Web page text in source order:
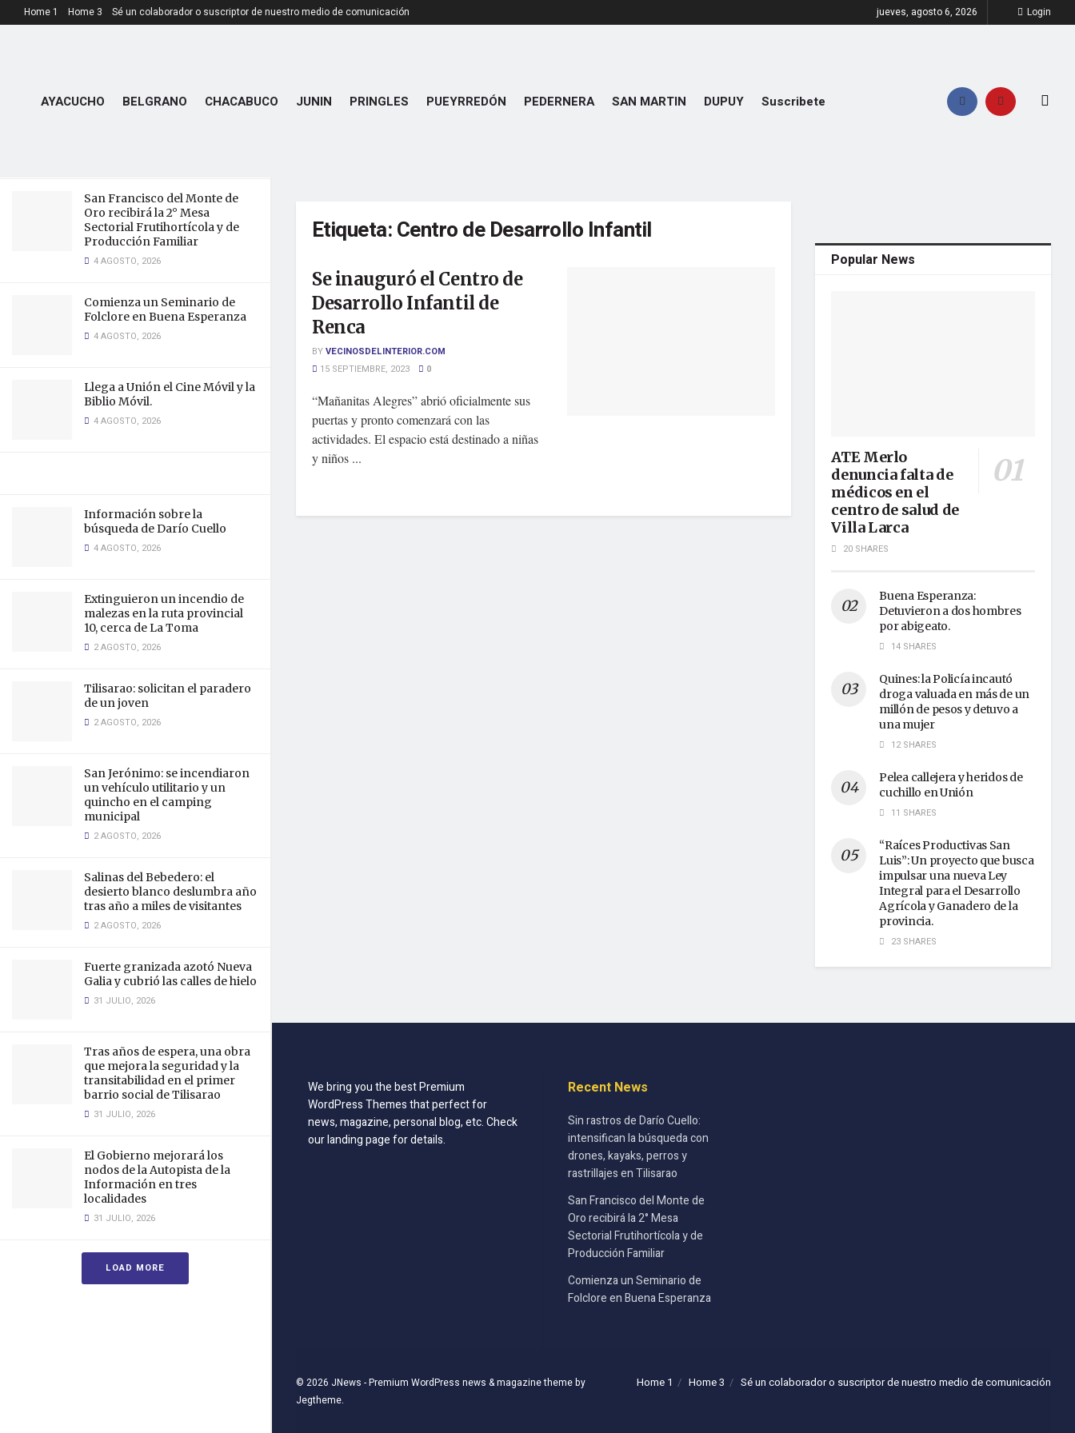
LATEST TRENDING
intensifican la búsqueda con
drones, kayaks, perros y
San Francisco del Monte de
Oro recibirá la 2° Mesa
Sectorial Frutihortícola y de
Producción Familiar
4 AGOSTO, 2026
Comienza un Seminario de
Folclore en Buena Esperanza
4 AGOSTO, 2026
Llega a Unión el Cine Móvil y la
Biblio Móvil.
4 AGOSTO, 2026
Información sobre la
búsqueda de Darío Cuello
4 AGOSTO, 2026
Extinguieron un incendio de
malezas en la ruta provincial
10, cerca de La Toma
2 AGOSTO, 2026
Tilisarao: solicitan el paradero
de un joven
2 AGOSTO, 2026
San Jerónimo: se incendiaron
un vehículo utilitario y un
quincho en el camping
municipal
2 AGOSTO, 2026
Salinas del Bebedero: el
desierto blanco deslumbra año
tras año a miles de visitantes
2 AGOSTO, 2026
Fuerte granizada azotó Nueva
Galia y cubrió las calles de hielo
31 JULIO, 2026
Tras años de espera, una obra
que mejora la seguridad y la
transitabilidad en el primer
barrio social de Tilisarao
31 JULIO, 2026
El Gobierno mejorará los
nodos de la Autopista de la
Información en tres
localidades
31 JULIO, 2026
LOAD MORE
Home 1 Home 3 Sé un colaborador o suscriptor de nuestro medio de comunicación jueves, agosto 6, 2026 Login
AYACUCHO BELGRANO CHACABUCO JUNIN PRINGLES PUEYRREDÓN PEDERNERA SAN MARTIN DUPUY Suscribete
Etiqueta:Centro de Desarrollo Infantil
Se inauguró el Centro de
Desarrollo Infantil de
Renca
BYVECINOSDELINTERIOR.COM
15 SEPTIEMBRE, 2023
0
“Mañanitas Alegres” abrió oficialmente sus
puertas y pronto comenzará con las
actividades. El espacio está destinado a niñas
y niños ...
Popular News
ATE Merlo
denuncia falta de
médicos en el
centro de salud de
Villa Larca
20 SHARES
Buena Esperanza:
Detuvieron a dos hombres
por abigeato.
14 SHARES
Quines: la Policía incautó
droga valuada en más de un
millón de pesos y detuvo a
una mujer
12 SHARES
Pelea callejera y heridos de
cuchillo en Unión
11 SHARES
“Raíces Productivas San
Luis”: Un proyecto que busca
impulsar una nueva Ley
Integral para el Desarrollo
Agrícola y Ganadero de la
provincia.
23 SHARES
We bring you the best Premium
WordPress Themes that perfect for
news, magazine, personal blog, etc. Check
our landing page for details.
Recent News
Sin rastros de Darío Cuello:
intensifican la búsqueda con
drones, kayaks, perros y
rastrillajes en Tilisarao
San Francisco del Monte de
Oro recibirá la 2° Mesa
Sectorial Frutihortícola y de
Producción Familiar
Comienza un Seminario de
Folclore en Buena Esperanza
Home 1 Home 3 Sé un colaborador o suscriptor de nuestro medio de comunicación
© 2026 JNews - Premium WordPress news & magazine theme by
Jegtheme.